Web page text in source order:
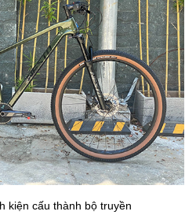
kiện cấu thành bộ truyền